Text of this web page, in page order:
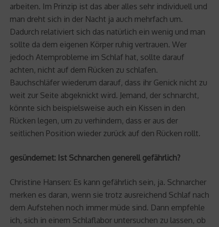
arbeiten. Im Prinzip ist das aber alles sehr individuell und
man dreht sich in der Nacht ja auch mehrfach um.
Dadurch relativiert sich das natürlich ein wenig und man
sollte da dem eigenen Körper ruhig vertrauen. Wer
jedoch Atemprobleme im Schlaf hat, sollte darauf
achten, nicht auf dem Rücken zu schlafen.
Bauchschläfer wiederum darauf, dass ihr Genick nicht zu
weit zur Seite abgeknickt wird. Jemand, der schnarcht,
könnte sich beispielsweise auch ein Kissen in den
Rücken legen, um zu verhindern, dass er aus der
seitlichen Position wieder zurück auf den Rücken rollt.
gesündernet: Ist Schnarchen generell gefährlich?
Christine Hansen: Es kann gefährlich sein, ja. Schnarcher
merken es daran, wenn sie trotz ausreichend Schlaf nach
dem Aufstehen noch immer müde sind. Dann empfehle
ich, sich in einem Schlaflabor untersuchen zu lassen, ob